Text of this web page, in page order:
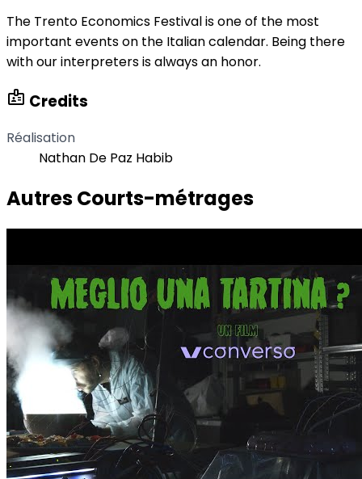
The Trento Economics Festival is one of the most
important events on the Italian calendar. Being there
with our interpreters is always an honor.
badge Credits
Réalisation
Nathan De Paz Habib
Autres Courts-métrages